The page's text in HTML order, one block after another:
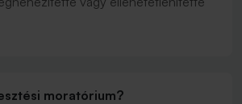
moratórium?